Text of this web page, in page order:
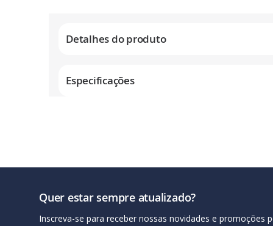
imagens
Detalhes do produto
Especificações
Quer estar sempre atualizado?
Inscreva-se para receber nossas novidades e promoções